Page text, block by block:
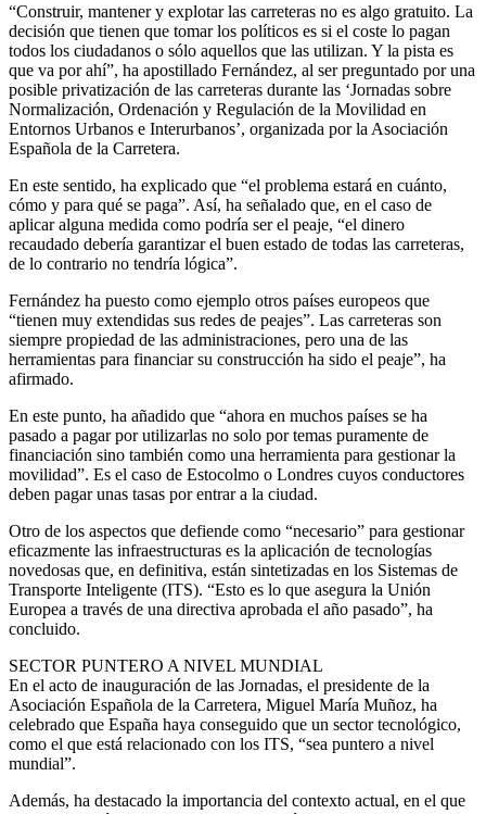
“Construir, mantener y explotar las carreteras no es algo gratuito. La
decisión que tienen que tomar los políticos es si el coste lo pagan
todos los ciudadanos o sólo aquellos que las utilizan. Y la pista es
que va por ahí”, ha apostillado Fernández, al ser preguntado por una
posible privatización de las carreteras durante las ‘Jornadas sobre
Normalización, Ordenación y Regulación de la Movilidad en
Entornos Urbanos e Interurbanos’, organizada por la Asociación
Española de la Carretera.
En este sentido, ha explicado que “el problema estará en cuánto,
cómo y para qué se paga”. Así, ha señalado que, en el caso de
aplicar alguna medida como podría ser el peaje, “el dinero
recaudado debería garantizar el buen estado de todas las carreteras,
de lo contrario no tendría lógica”.
Fernández ha puesto como ejemplo otros países europeos que
“tienen muy extendidas sus redes de peajes”. Las carreteras son
siempre propiedad de las administraciones, pero una de las
herramientas para financiar su construcción ha sido el peaje”, ha
afirmado.
En este punto, ha añadido que “ahora en muchos países se ha
pasado a pagar por utilizarlas no solo por temas puramente de
financiación sino también como una herramienta para gestionar la
movilidad”. Es el caso de Estocolmo o Londres cuyos conductores
deben pagar unas tasas por entrar a la ciudad.
Otro de los aspectos que defiende como “necesario” para gestionar
eficazmente las infraestructuras es la aplicación de tecnologías
novedosas que, en definitiva, están sintetizadas en los Sistemas de
Transporte Inteligente (ITS). “Esto es lo que asegura la Unión
Europea a través de una directiva aprobada el año pasado”, ha
concluido.
SECTOR PUNTERO A NIVEL MUNDIAL
En el acto de inauguración de las Jornadas, el presidente de la
Asociación Española de la Carretera, Miguel María Muñoz, ha
celebrado que España haya conseguido que un sector tecnológico,
como el que está relacionado con los ITS, “sea puntero a nivel
mundial”.
Además, ha destacado la importancia del contexto actual, en el que